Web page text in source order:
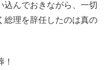
込んでおきながら、一切
総理を辞任したのは真の